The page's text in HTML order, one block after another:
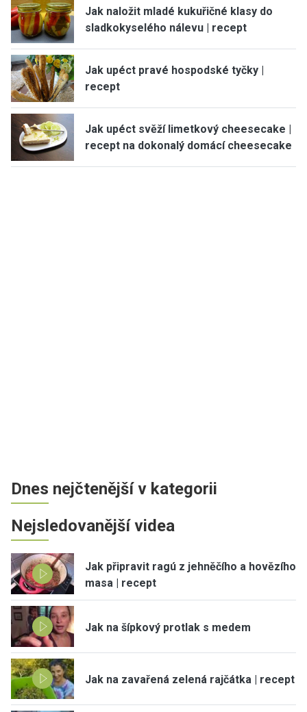
Jak naložit mladé kukuřičné klasy do
sladkokyselého nálevu | recept
Jak upéct pravé hospodské tyčky |
recept
Jak upéct svěží limetkový cheesecake |
recept na dokonalý domácí cheesecake
Dnes nejčtenější v kategorii
Nejsledovanější videa
Jak připravit ragú z jehněčího a hovězího
masa | recept
Jak na šípkový protlak s medem
Jak na zavařená zelená rajčátka | recept